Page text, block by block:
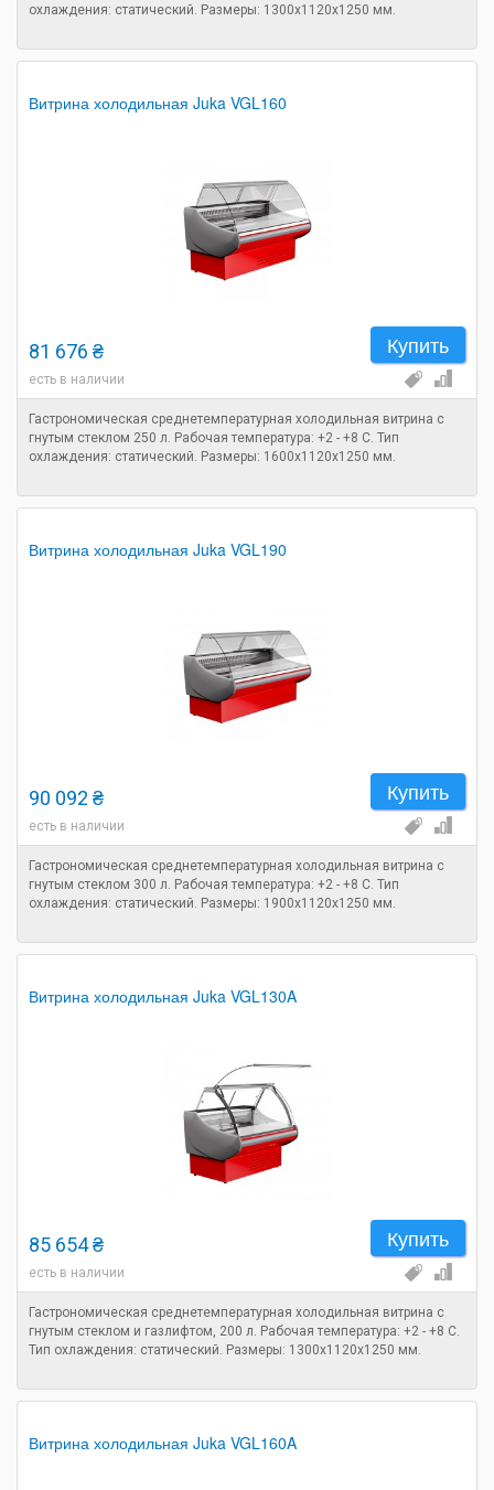
охлаждения: статический. Размеры: 1300х1120х1250 мм.
Витрина холодильная Juka VGL160
Купить
81 676 ₴
есть в наличии
Гастрономическая среднетемпературная холодильная витрина с
гнутым стеклом 250 л. Рабочая температура: +2 - +8 C. Тип
охлаждения: статический. Размеры: 1600х1120х1250 мм.
Витрина холодильная Juka VGL190
Купить
90 092 ₴
есть в наличии
Гастрономическая среднетемпературная холодильная витрина с
гнутым стеклом 300 л. Рабочая температура: +2 - +8 C. Тип
охлаждения: статический. Размеры: 1900х1120х1250 мм.
Витрина холодильная Juka VGL130A
Купить
85 654 ₴
есть в наличии
Гастрономическая среднетемпературная холодильная витрина с
гнутым стеклом и газлифтом, 200 л. Рабочая температура: +2 - +8 C.
Тип охлаждения: статический. Размеры: 1300х1120х1250 мм.
Витрина холодильная Juka VGL160A